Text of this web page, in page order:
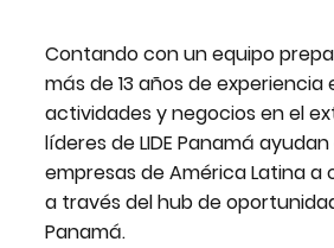
Contando con un equipo
más de13 años de experiencia
actividades y negocios en el
líderes de LIDE Panamá ayudan
empresas de América Latina a
a través del hub de
Panamá.